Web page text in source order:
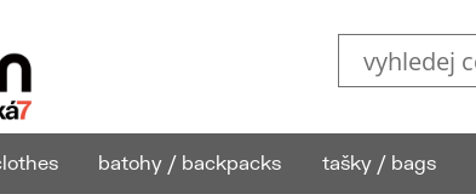
batohy / backpacks tašky / bags